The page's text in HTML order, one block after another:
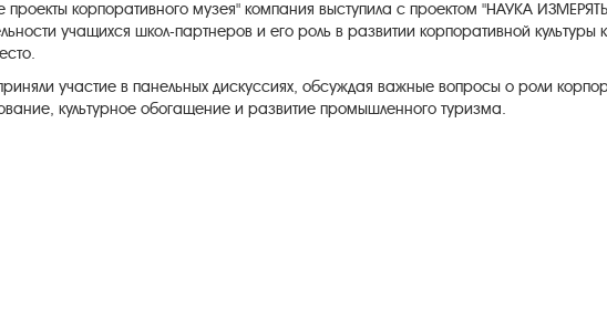
корпоративного музея" компания выступила с проектом "НАУКА
учащихся школ-партнеров и его роль в развитии корпоративной культуры
участие в панельных дискуссиях, обсуждая важные вопросы о роли
культурное обогащение и развитие промышленного туризма.